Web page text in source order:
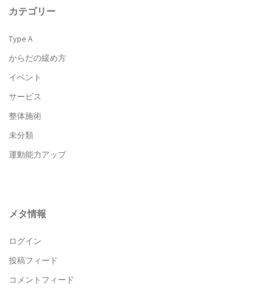
カテゴリー
Type A
からだの緩め方
イベント
サービス
整体施術
未分類
運動能力アップ
メタ情報
ログイン
投稿フィード
コメントフィード